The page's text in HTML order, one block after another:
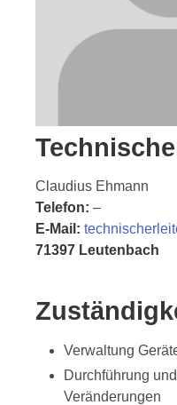
Claudius Ehmann
Telefon: –
E-Mail:
71397 Leutenbach
Verwaltung
Durchführung
Veränderungen